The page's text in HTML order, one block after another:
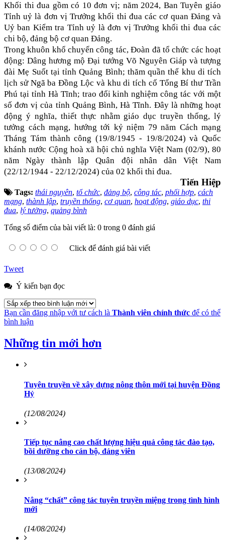
Khối thi đua gồm có 10 đơn vị; năm 2024, Ban Tuyên giáo
Tỉnh uỷ là đơn vị Trưởng khối thi đua các cơ quan Đảng và
Uỷ ban Kiểm tra Tỉnh uỷ là đơn vị Trưởng khối thi đua các
chi bộ, đảng bộ cơ quan Đảng.
Trong khuôn khổ chuyến công tác, Đoàn đã tổ chức các hoạt
động: Dâng hương mộ Đại tướng Võ Nguyên Giáp và tượng
đài Mẹ Suốt tại tỉnh Quảng Bình; thăm quần thể khu di tích
lịch sử Ngã ba Đồng Lộc và khu di tích cố Tổng Bí thư Trần
Phú tại tỉnh Hà Tĩnh; trao đổi kinh nghiệm công tác với một
số đơn vị của tỉnh Quảng Bình, Hà Tĩnh. Đây là những hoạt
động ý nghĩa, thiết thực nhằm giáo dục truyền thống, lý
tưởng cách mạng, hướng tới kỷ niệm 79 năm Cách mạng
Tháng Tám thành công (19/8/1945 - 19/8/2024) và Quốc
khánh nước Cộng hoà xã hội chủ nghĩa Việt Nam (02/9), 80
năm Ngày thành lập Quân đội nhân dân Việt Nam
(22/12/1944 - 22/12/2024) của 02 khối thi đua.
Tiến Hiệp
Tags: thái nguyên, tổ chức, đảng bộ, công tác, phối hợp, cách
mạng, thành lập, truyền thống, cơ quan, hoạt động, giáo dục, thi
đua, lý tưởng, quảng bình
Tổng số điểm của bài viết là: 0 trong 0 đánh giá
Click để đánh giá bài viết
Tweet
Ý kiến bạn đọc
Bạn cần đăng nhập với tư cách là Thành viên chính thức để có thể
bình luận
Những tin mới hơn
Tuyên truyền về xây dựng nông thôn mới tại huyện Đồng
Hỷ
(12/08/2024)
Tiếp tục nâng cao chất lượng hiệu quả công tác đào tạo,
bồi dưỡng cho cán bộ, đảng viên
(13/08/2024)
Nâng “chất” công tác tuyên truyền miệng trong tình hình
mới
(14/08/2024)